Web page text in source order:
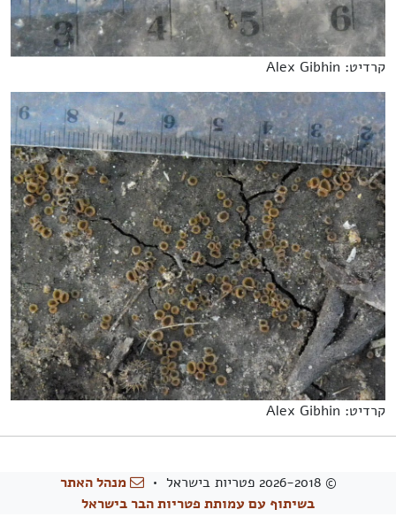
קרדיט: Alex Gibhin
קרדיט: Alex Gibhin
© 2026-2018 פטריות בישראל •
מנהל האתר
בשיתוף עם עמותת פטריות הבר בישראל